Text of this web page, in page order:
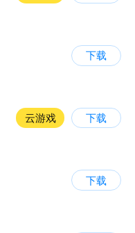
下载
云游戏 下载
下载